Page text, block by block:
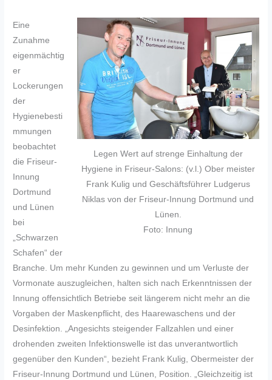
Legen Wert auf strenge Einhaltung der
Hygiene in Friseur-Salons: (v.l.) Ober meister
Frank Kulig und Geschäftsführer Ludgerus
Niklas von der Friseur-Innung Dortmund und
Lünen.
Foto: Innung
Eine
Zunahme
eigenmächtig
er
Lockerungen
der
Hygienebesti
mmungen
beobachtet
die Friseur-
Innung
Dortmund
und Lünen
bei
„Schwarzen
Schafen“ der
Branche. Um mehr Kunden zu gewinnen und um Verluste der
Vormonate auszugleichen, halten sich nach Erkenntnissen der
Innung offensichtlich Betriebe seit längerem nicht mehr an die
Vorgaben der Maskenpflicht, des Haarewaschens und der
Desinfektion. „Angesichts steigender Fallzahlen und einer
drohenden zweiten Infektionswelle ist das unverantwortlich
gegenüber den Kunden“, bezieht Frank Kulig, Obermeister der
Friseur-Innung Dortmund und Lünen, Position. „Gleichzeitig ist